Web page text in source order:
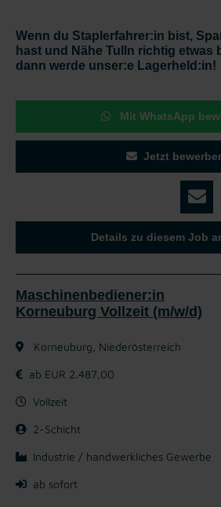
Wenn du Staplerfahrer:in bist,
hast und Nähe Tulln richtig etwas
dann werde unser:e Lagerheld:in!
Mit WhatsApp
Jetzt
Details zu diesem Job
Maschinenbediener:in
Korneuburg Vollzeit (m/w/d)
Korneuburg, Niederösterreich
ab EUR 2.487,00
Vollzeit
2-Schicht
Industrie / handwerkliches Gewerbe
ab sofort